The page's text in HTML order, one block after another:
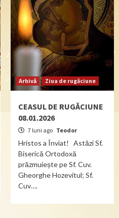
Arhivă Ziua de rugăciune
CEASUL DE RUGĂCIUNE
08.01.2026
7 luni ago Teodor
Hristos a Înviat! Astăzi Sf.
Biserică Ortodoxă
prăzmuiește pe Sf. Cuv.
Gheorghe Hozevitul; Sf.
Cuv….